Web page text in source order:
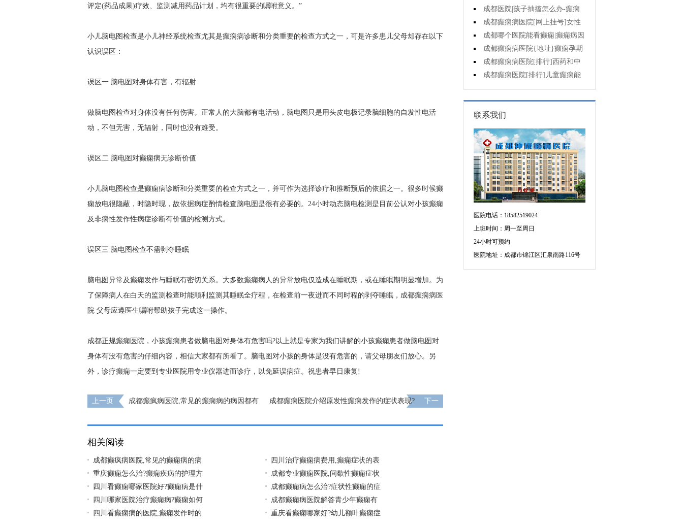
评定(药品成果)疗效、监测减用药品计划，均有很重要的嘱咐意义。”
小儿脑电图检查是小儿神经系统检查尤其是癫痫病诊断和分类重要的检查方式之一，可是许多患儿父母却存在以下
认识误区：
误区一 脑电图对身体有害，有辐射
做脑电图检查对身体没有任何伤害。正常人的大脑都有电活动，脑电图只是用头皮电极记录脑细胞的自发性电活
动，不但无害，无辐射，同时也没有难受。
误区二 脑电图对癫痫病无诊断价值
小儿脑电图检查是癫痫病诊断和分类重要的检查方式之一，并可作为选择诊疗和推断预后的依据之一。很多时候癫
痫放电很隐蔽，时隐时现，故依据病症酌情检查脑电图是很有必要的。24小时动态脑电检测是目前公认对小孩癫痫
及非痫性发作性病症诊断有价值的检测方式。
误区三 脑电图检查不需剥夺睡眠
脑电图异常及癫痫发作与睡眠有密切关系。大多数癫痫病人的异常放电仅造成在睡眠期，或在睡眠期明显增加。为
了保障病人在白天的监测检查时能顺利监测其睡眠全疗程，在检查前一夜进而不同时程的剥夺睡眠， 成都癫痫病医
院 父母应遵医生嘱咐帮助孩子完成这一操作。
成都正规癫痫医院，小孩癫痫患者做脑电图对身体有危害吗?以上就是专家为我们讲解的小孩癫痫患者做脑电图对
身体有没有危害的仔细内容，相信大家都有所看了。脑电图对小孩的身体是没有危害的，请父母朋友们放心。另
外，诊疗癫痫一定要到专业医院用专业仪器进而诊疗，以免延误病症。祝患者早日康复!
上一页
成都癫疯病医院,常见的癫痫病的病因都有
成都癫痫医院介绍原发性癫痫发作的症状表现?
下一
相关阅读
成都癫疯病医院,常见的癫痫病的病
四川治疗癫痫病费用,癫痫症状的表
重庆癫痫怎么治?癫痫疾病的护理方
成都专业癫痫医院,间歇性癫痫症状
四川看癫痫哪家医院好?癫痫病是什
成都癫痫病怎么治?症状性癫痫的症
四川哪家医院治疗癫痫病?癫痫如何
成都癫痫病医院解答青少年癫痫有
四川看癫痫病的医院,癫痫发作时的
重庆看癫痫哪家好?幼儿额叶癫痫症
度公布」这些常见的食物能帮助癫
痫治疗!
成都医院|孩子抽搐怎么办-癫痫
性精神障碍的护理措施有哪些?
成都癫痫病医院[网上挂号]女性
癫痫治疗方法有哪些?
成都哪个医院能看癫痫|癫痫病因
治疗?成都癫痫病医院{地址}癫痫孕期
要留意什么?
成都癫痫病医院[排行]西药和中
药治羊癫疯哪个好?
成都癫痫医院[排行]儿童癫痫能
治疗好吗?
联系我们
医院电话：18582519024
上班时间：周一至周日
24小时可预约
医院地址：成都市锦江区汇泉南路116号